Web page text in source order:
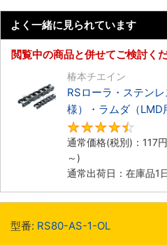
よく一緒に見られています
閲覧中の商品と併せてご検討く
椿本チエイン
RSローラ・ステン
様）・ラムダ（LMD
イントリンク
通常価格(税別)： 117円
～)
通常出荷日：在庫品1
型番: RS80-AS-1-OL